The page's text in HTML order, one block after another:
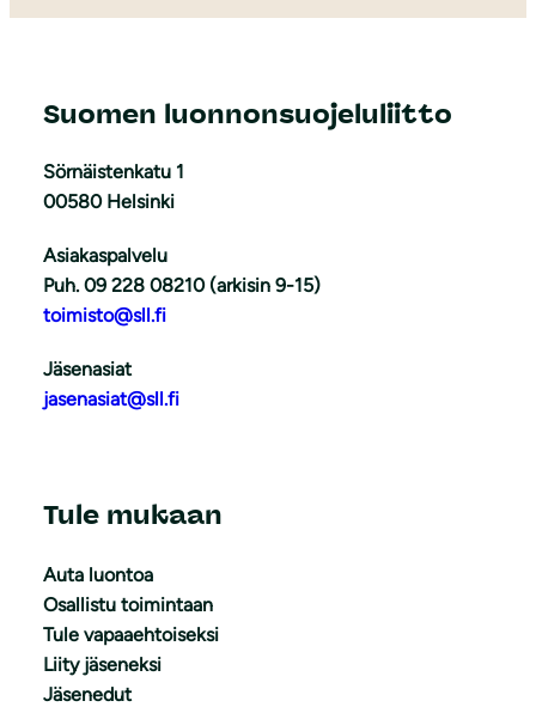
Suomen luonnonsuojeluliitto
Sörnäistenkatu 1
00580 Helsinki
Asiakaspalvelu
Puh. 09 228 08210 (arkisin 9-15)
toimisto@sll.fi
Jäsenasiat
jasenasiat@sll.fi
Tule mukaan
Auta luontoa
Osallistu toimintaan
Tule vapaaehtoiseksi
Liity jäseneksi
Jäsenedut